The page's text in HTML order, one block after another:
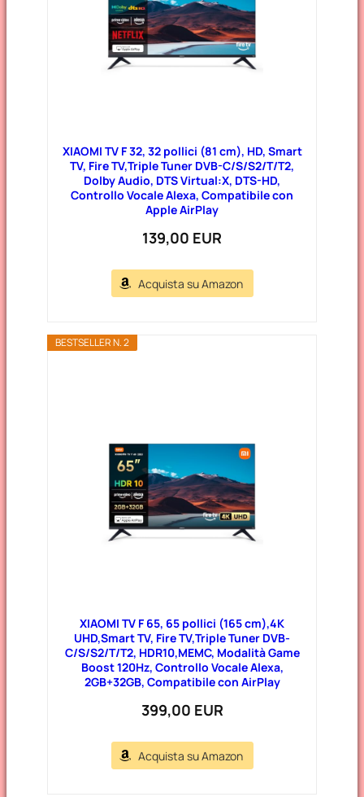
XIAOMI TV F 32, 32 pollici (81 cm), HD, Smart
TV, Fire TV,Triple Tuner DVB-C/S/S2/T/T2,
Dolby Audio, DTS Virtual:X, DTS-HD,
Controllo Vocale Alexa, Compatibile con
Apple AirPlay
139,00 EUR
Acquista su Amazon
BESTSELLER N. 2
XIAOMI TV F 65, 65 pollici (165 cm),4K
UHD,Smart TV, Fire TV,Triple Tuner DVB-
C/S/S2/T/T2, HDR10,MEMC, Modalità Game
Boost 120Hz, Controllo Vocale Alexa,
2GB+32GB, Compatibile con AirPlay
399,00 EUR
Acquista su Amazon